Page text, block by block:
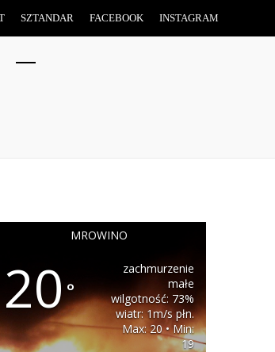
MROWINO
20°
zachmurzenie
małe
wilgotność: 73%
wiatr: 1m/s płn.
Max: 20 • Min:
19
SZTANDAR FACEBOOK INSTAGRAM